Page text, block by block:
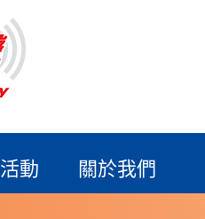
活動 關於我們